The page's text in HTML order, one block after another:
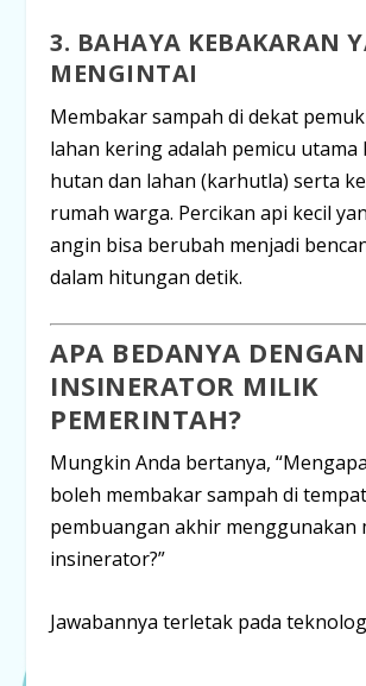
3. BAHAYA KEBAKARAN
MENGINTAI
Membakar sampah di dekat
lahan kering adalah pemicu utama
hutan dan lahan (karhutla) serta
rumah warga. Percikan api kecil
angin bisa berubah menjadi
dalam hitungan detik.
APA BEDANYA DENGAN
INSINERATOR MILIK
PEMERINTAH?
Mungkin Anda bertanya,
boleh membakar sampah di tempat
pembuangan akhir menggunakan
insinerator?”
Jawabannya terletak pada